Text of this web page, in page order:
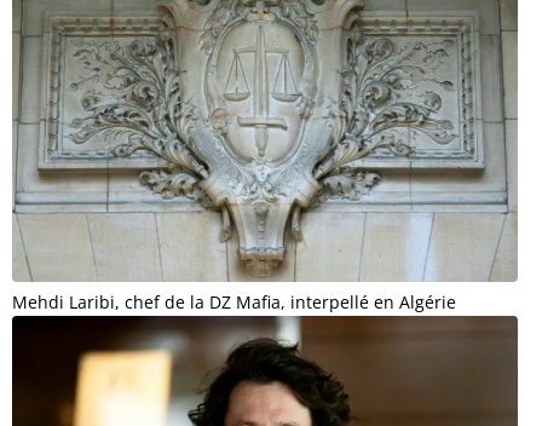
Mehdi Laribi, chef de la DZ Mafia, interpellé en Algérie